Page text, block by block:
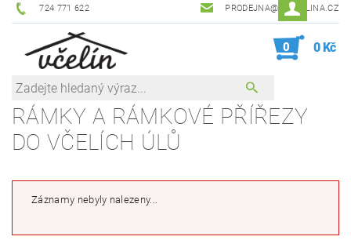
724 771 622 PRODEJNA@ZEVCELINA.CZ
0 0 Kč
RÁMKY A RÁMKOVÉ PŘÍŘEZY
DO VČELÍCH ÚLŮ
Záznamy nebyly nalezeny...